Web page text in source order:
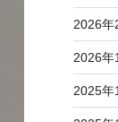
2026年
2026年
2025年